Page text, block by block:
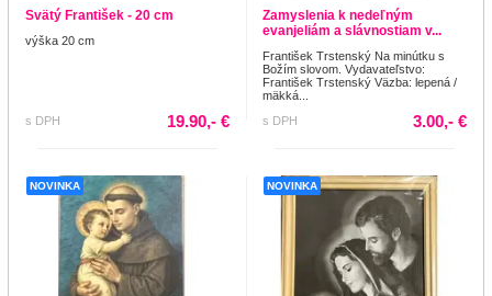
Svätý František - 20 cm
výška 20 cm
s DPH 19.90,- €
Zamyslenia k nedeľným
evanjeliám a slávnostiam v...
František Trstenský Na minútku s
Božím slovom. Vydavateľstvo:
František Trstenský Väzba: lepená /
mäkká...
s DPH
3.00,- €
NOVINKA NOVINKA